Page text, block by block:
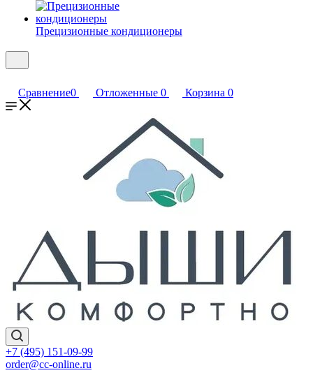
Прецизионные кондиционеры
Сравнение0 Отложенные 0 Корзина 0
+7 (495) 151-09-99
order@cc-online.ru